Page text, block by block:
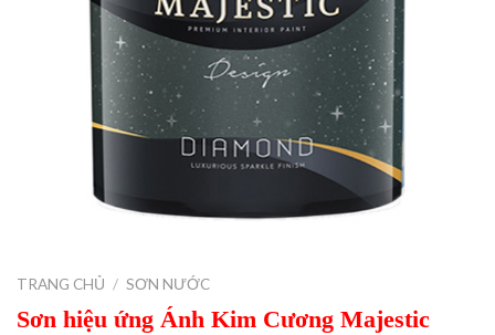
TRANG CHỦ / SƠN NƯỚC
Sơn hiệu ứng Ánh Kim Cương Majestic